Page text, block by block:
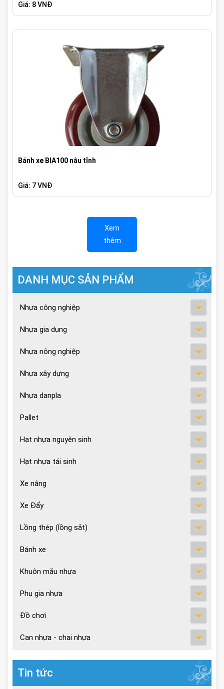
Giá: 8 VNĐ
Bánh xe BIA100 nâu tĩnh
Giá: 7 VNĐ
Xem
thêm
DANH MỤC SẢN PHẨM
Nhựa công nghiệp
Nhựa gia dụng
Nhựa nông nghiệp
Nhựa xây dựng
Nhựa danpla
Pallet
Hạt nhựa nguyên sinh
Hạt nhựa tái sinh
Xe nâng
Xe Đẩy
Lồng thép (lồng sắt)
Bánh xe
Khuôn mắu nhựa
Phụ gia nhựa
Đồ chơi
Can nhựa - chai nhựa
Tin tức